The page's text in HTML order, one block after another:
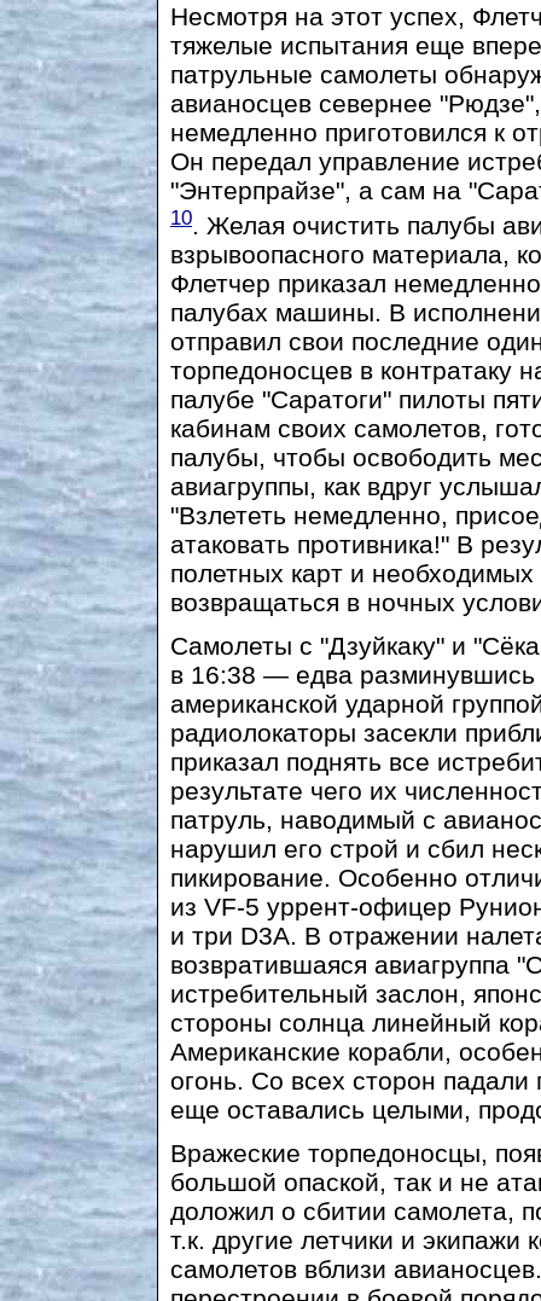
Несмотря на этот успех,
тяжелые испытания еще
патрульные самолеты
авианосцев севернее
немедленно приготовился к
Он передал управление
"Энтерпрайзе", а сам на
10. Желая очистить палубы
взрывоопасного материала,
Флетчер приказал
палубах машины. В
отправил свои последние
торпедоносцев в контратаку
палубе "Саратоги" пилоты
кабинам своих самолетов,
палубы, чтобы освободить
авиагруппы, как вдруг
"Взлететь немедленно,
атаковать противника!" В
полетных карт и
возвращаться в ночных
Самолеты с "Дзуйкаку" и
в 16:38 — едва разминувшись
американской ударной
радиолокаторы засекли
приказал поднять все
результате чего их
патруль, наводимый с
нарушил его строй и сбил
пикирование. Особенно
из VF-5 уррент-офицер
и три D3A. В отражении
возвратившаяся авиагруппа
истребительный заслон,
стороны солнца линейный
Американские корабли,
огонь. Со всех сторон
еще оставались целыми,
Вражеские торпедоносцы,
большой опаской, так и не
доложил о сбитии самолета,
т.к. другие летчики и
самолетов вблизи